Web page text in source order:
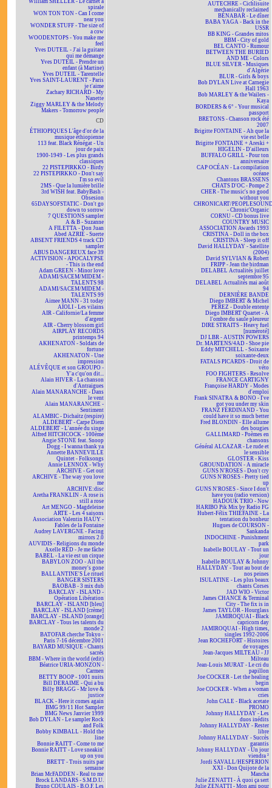
William SHELLER - Le carnet à
spirale
WON TON TON - Can I come
near you
WONDER STUFF - The size of
a cow
WOODENTOPS - You make me
feel
Yves DUTEIL - J'ai la guitare
qui me démange
Yves DUTEIL - Prendre un
enfant (à Martine)
Yves DUTEIL - Tarentelle
Yves SAINT-LAURENT - Paris
je t'aime
Zachary RICHARD - My
Nanette
Ziggy MARLEY & the Melody
Makers - Tomorrow people
CD
ÉTHIOPIQUES L'âge d'or de la
musique éthiopienne
113 feat. Black Rénégat - Un
jour de paix
1900-1949 - Les plus grands
classiques
22 PISTEPIRKKO - Birdy
22 PISTEPIRKKO - Don't say
I'm so evil
2MS - Que la lumière brille
3rd WISH feat. BabyBash -
Obsesion
65DAYSOFSTATIC - Don't go
down to sorrow
7 QUESTIONS sampler
A & B - Suzanne
A FILETTA - Don Juan
Abed AZRIÉ - Suerte
ABSENT FRIENDS 4 track CD
sampler
ABUS DANGEREUX face 39
ACTIVISION - APOCALYPSE
- This is the end
Adam GREEN - Minor love
ADAMI/SACEM/MIDEM -
TALENTS 98
ADAMI/SACEM/MIDEM -
TALENTS 99
Aimee MANN - 31 today
AÏOLI - Les vilains
AIR - Californie/La femme
d'argent
AIR - Cherry blossom girl
AIRPLAY RECORDS
printemps 94
AKHENATON - Soldats de
fortune
AKHENATON - Une
impression
ALÉVÊQUE et son GROUPO -
Y'a c'qu'on dit...
Alain HIVER - La chanson
d'Antraigues
Alain MANARANCHE - Dans
le vent
Alain MANARANCHE -
Sentiment
ALAMBIC - Dichaïtz (respire)
ALDEBERT - Carpe Diem
ALDEBERT - L'année du singe
Alfred HITCHCOCK - 100ème
Angie STONE feat. Snoop
Dogg - I wanna thank ya
Annette BANNEVILLE
Quintet - Folksongs
Annie LENNOX - Why
ARCHIVE - Get out
ARCHIVE - The way you love
me
ARCHIVE:disc
Aretha FRANKLIN - A rose is
still a rose
Art MENGO - Magdeleine
ARTE - Les 4 saisons
Association Valentin HAÜY -
Fables de la Fontaine
Audrey LAVERGNE - Facing
mirrors 2.0
AUVIDIS - Religions du monde
Axelle RED - Je me fâche
BABEL - La vie est un cirque
BABYLON ZOO - All the
money's gone
BALLANTINE'S Le rituel
BANGER SISTERS
BAOBAB - 3 mix dub
BARCLAY - ISLAND -
Opération Libération
BARCLAY - ISLAND [bleu]
BARCLAY - ISLAND [crème]
BARCLAY - ISLAND [orange]
BARCLAY - Tous les talents du
monde 2
BATOFAR cherche Tokyo -
Paris 7-16 décembre 2001
BAYARD MUSIQUE - Chants
sacrés
BBM - Where in the world (edit)
Béatrice URIA-MONZON -
Carmen
BETTY BOOP - 1001 nuits
Bill DERAIME - Qui a bu
Billy BRAGG - Mr love &
justice
BLACK - Here it comes again
BMG 99/11 Hot Sampler
BMG News Janvier 1999
Bob DYLAN - Le sampler Rock
and Folk
Bobby KIMBALL - Hold the
line
Bonnie RAITT - Come to me
Bonnie RAITT - Love sneakin'
up on you
BRETT - Trois nuits par
semaine
Brian McFADDEN - Real to me
Brock LANDARS - S.M.D.U.
Bruno COULAIS - B.O.F. Les
AUTECHRE - Cichlisuite
mechanically reclaimed
BÉNABAR - Le dîner
BABA YAGA - Back in the
USSR
BB KING - Grandes mitos
BBM - City of gold
BEL CANTO - Rumour
BETWEEN THE BURIED
AND ME - Colors
BLUE SILVER - Musiques
d'Algérie
BLUR - Girls & boys
Bob DYLAN Live at Carnegie
Hall 1963
Bob MARLEY & the Wailers -
Kaya
BORDERS & 6° - Your musical
passport
BRETONS - Chanson rock été
2007
Brigitte FONTAINE - Ah que la
vie est belle
Brigitte FONTAINE + Areski +
HIGELIN - D'ailleurs
BUFFALO GRILL - Pour ton
anniversaire
CAP OCÉAN - La compilation
océane
Chantons BRASSENS
CHATS D'OC - Pompe 2
CHER - The music's no good
without you
CHRONICART/
- Chronic'Organic
CORNU - CD bonus live
COUNTRY MUSIC
ASSOCIATION Awards 1993
CRISTINA - Doll in the box
CRISTINA - Sleep it off
David HALLYDAY - Satellite
(2004)
David SYLVIAN & Robert
FRIPP - Jean the birdman
DELABEL Actualités juillet
septembre 95
DELABEL Actualités mai août
94
DERNIÈRE BANDE
Diego IMBERT & Michel
PEREZ - Double entente
Diego IMBERT Quartet - À
l'ombre du saule pleureur
DIRE STRAITS - Heavy fuel
[numéroté]
DJ LBR - AUSTIN POWERS
Dr. MARTENS/4AD - Shoe pie
Eddy MITCHELL - Soixante
soixante-deux
FATALS PICARDS - Droit de
véto
FOO FIGHTERS - Resolve
FRANCE CARTIGNY
Françoise HARDY - Modes
d'emploi
Frank SINATRA & BONO - I've
got you under my skin
FRANZ FERDINAND - You
could have it so much better
Fred BLONDIN - Elle allume
des bougies
GALLIMARD - Poèmes en
chansons
Général ALCAZAR - Le rude et
le sensible
GLOSTER - Kiss
GROUNDATION - A miracle
GUNS N'ROSES - Don't cry
GUNS N'ROSES - Pretty tied
up
GUNS N'ROSES - Since I don't
have you (radio version)
HADOUK TRIO - Now
HARIBO Pik Mix by Radio FG
Hubert-Félix THIÉFAINE - La
tentation du bonheur
Hugues de COURSON -
Sankanda
INDOCHINE - Punishment
park
Isabelle BOULAY - Tout un
jour
Isabelle BOULAY & Johnny
HALLYDAY - Tout au bout de
nos peines
ISULATINE - Les plus beaux
chants Corses
JAD WIO - Victor
James CHANCE & Terminal
City - The fix is in
James TAYLOR - Hourglass
JAMIROQUAI - Black
capricorn day
JAMIROQUAI - High times,
singles 1992-2006
Jean ROCHEFORT - Histoires
de voyages
Jean-Jacques MILTEAU - JJ
Milteau
Jean-Louis MURAT - Le cri du
papillon
Joe COCKER - Let the healing
begin
Joe COCKER - When a woman
cries
John CALE - Black acetate
PROMO
Johnny HALLYDAY - Les
duos inédits
Johnny HALLYDAY - Rester
libre
Johnny HALLYDAY - Succès
garantis
Johnny HALLYDAY - Un jour
viendra ²
Jordi SAVALL/HESPERION
XXI - Don Quijote de la
Mancha
Julie ZENATTI - À quoi ça sert
Julie ZENATTI - Mon ami pour